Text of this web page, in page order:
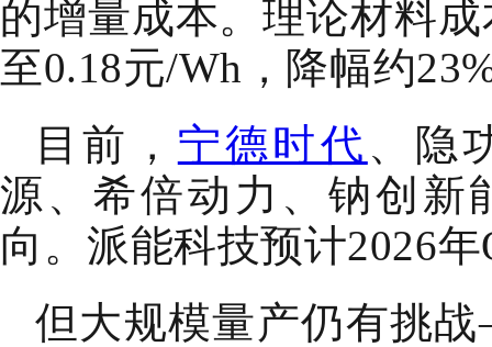
的增量成本。理论材料
至0.18元/Wh，降幅约
目前， 宁德时代 、隐
源、希倍动力、钠创新
向。派能科技预计2026
但大规模量产仍有挑